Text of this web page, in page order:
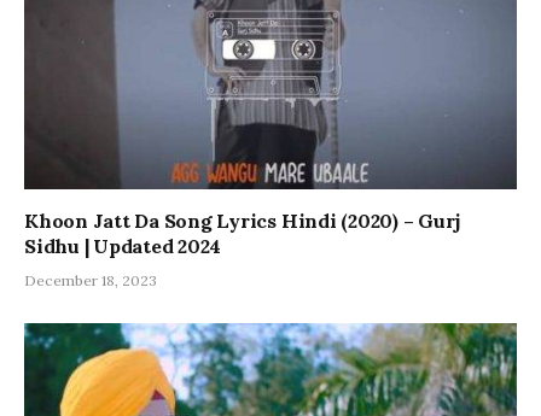
Khoon Jatt Da Song Lyrics Hindi (2020) – Gurj
Sidhu | Updated 2024
December 18, 2023